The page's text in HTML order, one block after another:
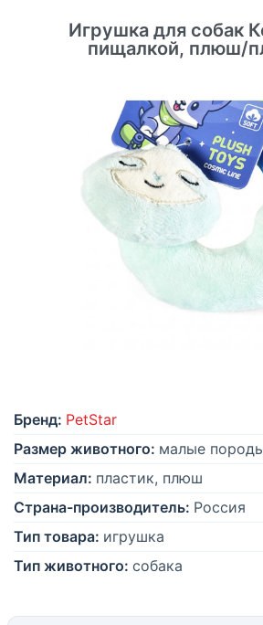
Игрушка для собак
пищалкой, плюш/
Бренд: PetStar
Размер животного: малые
Материал: пластик, плюш
Страна-производитель: Россия
Тип товара: игрушка
Тип животного: собака